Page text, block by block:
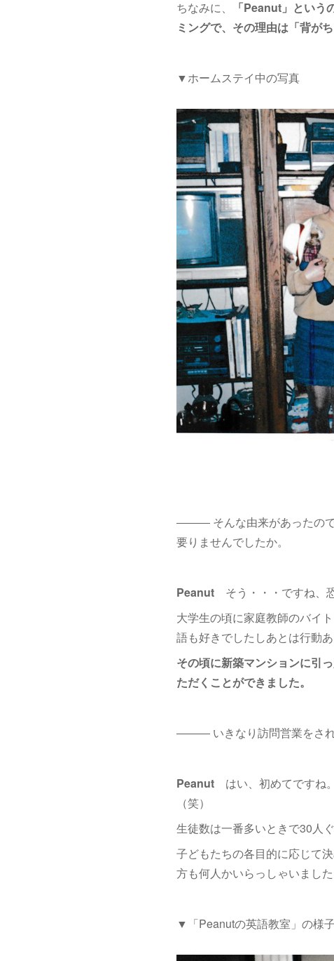
ちなみに、
「Peanut」とい
ミングで、その理由は「背が
▼ホームステイ中の写真
――― そんな由来があったので
要りませんでしたか。
Peanut そう・・・ですね、
大学生の頃に家庭教師のバイ
語も好きでしたしあとは行動あ
その頃に新築マンションに引
ただくことができました。
――― いきなり訪問営業をされ
Peanut はい、初めてですね
（笑）
生徒数は一番多いときで30人
子どもたちの各目的に応じて
方も何人かいらっしゃいました
▼「Peanutの英語教室」の様子